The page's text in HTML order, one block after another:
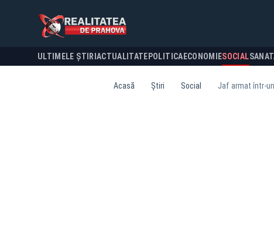
ULTIMELE ȘTIRI ACTUALITATE POLITICA ECONOMIESOCIAL
Acasă Știri Social Jaf armat într-